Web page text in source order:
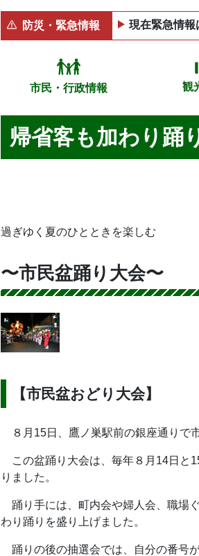
防災・緊急情報 現在緊急情報
市民・行政情報 観
帰省客も加わり踊
過ぎゆく夏のひとときを楽しむ
〜市民盆踊り大会〜
【市民盆おどり大会】
８月15日、鷹ノ巣駅前の銀座通りで
この盆踊り大会は、毎年８月14日と
りました。
踊り手には、町内会や婦人会、職場
わり踊りを盛り上げました。
踊りの後の抽選会では、自分の番号